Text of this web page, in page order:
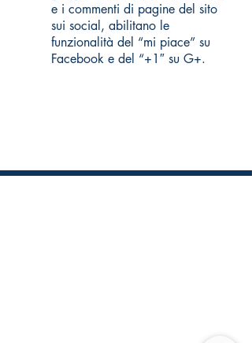
e i commenti di pagine del sito
sui social, abilitano le
funzionalità del “mi piace” su
Facebook e del “+1″ su G+.